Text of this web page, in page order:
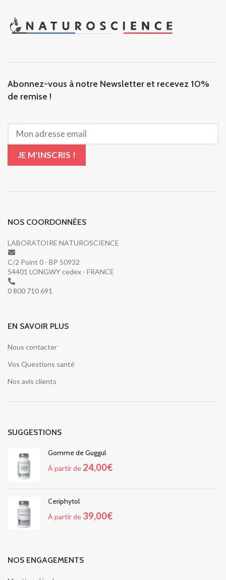
Abonnez-vous à notre Newsletter et recevez 10%
de remise !
NOS COORDONNÉES
LABORATOIRE NATUROSCIENCE
C/2 Point 0 - BP 50932
54401 LONGWY cedex - FRANCE
0 800 710 691
EN SAVOIR PLUS
Nous contacter
Vos Questions santé
Nos avis clients
SUGGESTIONS
Gomme de Guggul
À partir de 24,00€
Ceriphytol
À partir de 39,00€
NOS ENGAGEMENTS